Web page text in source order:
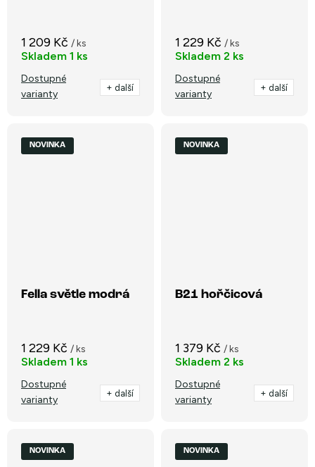
1 209 Kč / ks
Skladem 1 ks
Dostupné
varianty
+ další
1 229 Kč / ks
Skladem 2 ks
Dostupné
varianty
+ další
NOVINKA
Fella světle modrá
1 229 Kč / ks
Skladem 1 ks
Dostupné
varianty
+ další
NOVINKA
B21 hořčicová
1 379 Kč / ks
Skladem 2 ks
Dostupné
varianty
+ další
NOVINKA NOVINKA